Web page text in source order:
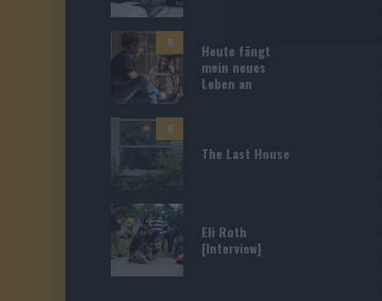
6
Heute fängt
mein neues
Leben an
6
The Last House
Eli Roth
[Interview]